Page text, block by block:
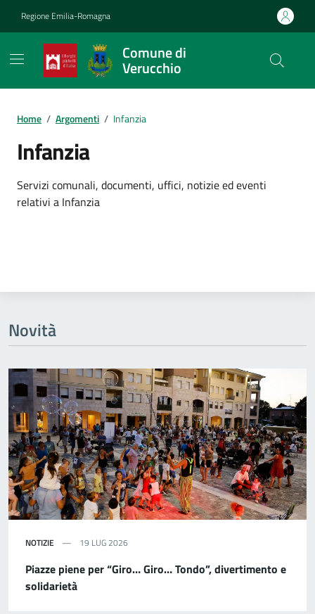
Regione Emilia-Romagna
Comune di
Verucchio
Home / Argomenti / Infanzia
Infanzia
Dettagli dell'argomento
Servizi comunali, documenti, uffici, notizie ed eventi
relativi a Infanzia
Novità
NOTIZIE 19 LUG 2026
Piazze piene per “Giro… Giro… Tondo”, divertimento e
solidarietà